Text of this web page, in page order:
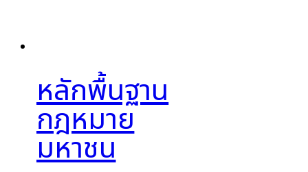
หลักพื้นฐาน
กฎหมาย
มหาชน